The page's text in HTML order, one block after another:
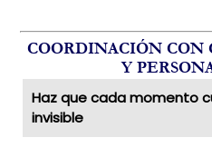
COORDINACIÓN CON
Y
Haz que cada momento
invisible